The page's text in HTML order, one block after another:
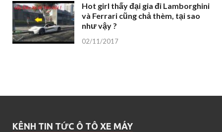
Hot girl thấy đại gia đi Lamborghini
và Ferrari cũng chả thèm, tại sao
như vậy ?
02/11/2017
KÊNH TIN TỨC Ô TÔ XE MÁY